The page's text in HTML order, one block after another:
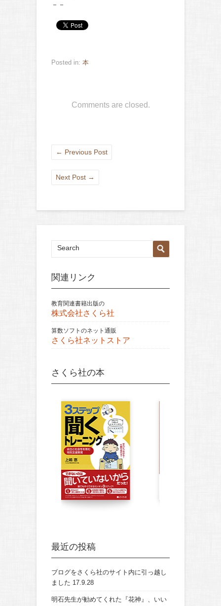
－－
Posted in: 本
Comments are closed.
← Previous Post
Next Post →
関連リンク
教育関連書籍出版の
株式会社さくら社
算数ソフトのネット通販
さくら社ネットストア
さくら社の本
最近の投稿
ブログをさくら社のサイト内に引っ越し
ました 17.9.28
明石先生が勧めてくれた『花神』、いい